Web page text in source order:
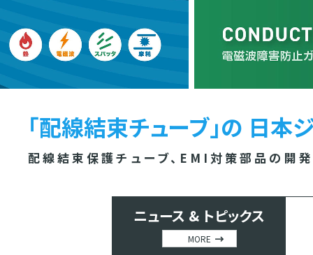
「配線結束チューブ」の 日本
配線結束保護チューブ、EMI対策部品の開発
ニュース & トピックス
MORE